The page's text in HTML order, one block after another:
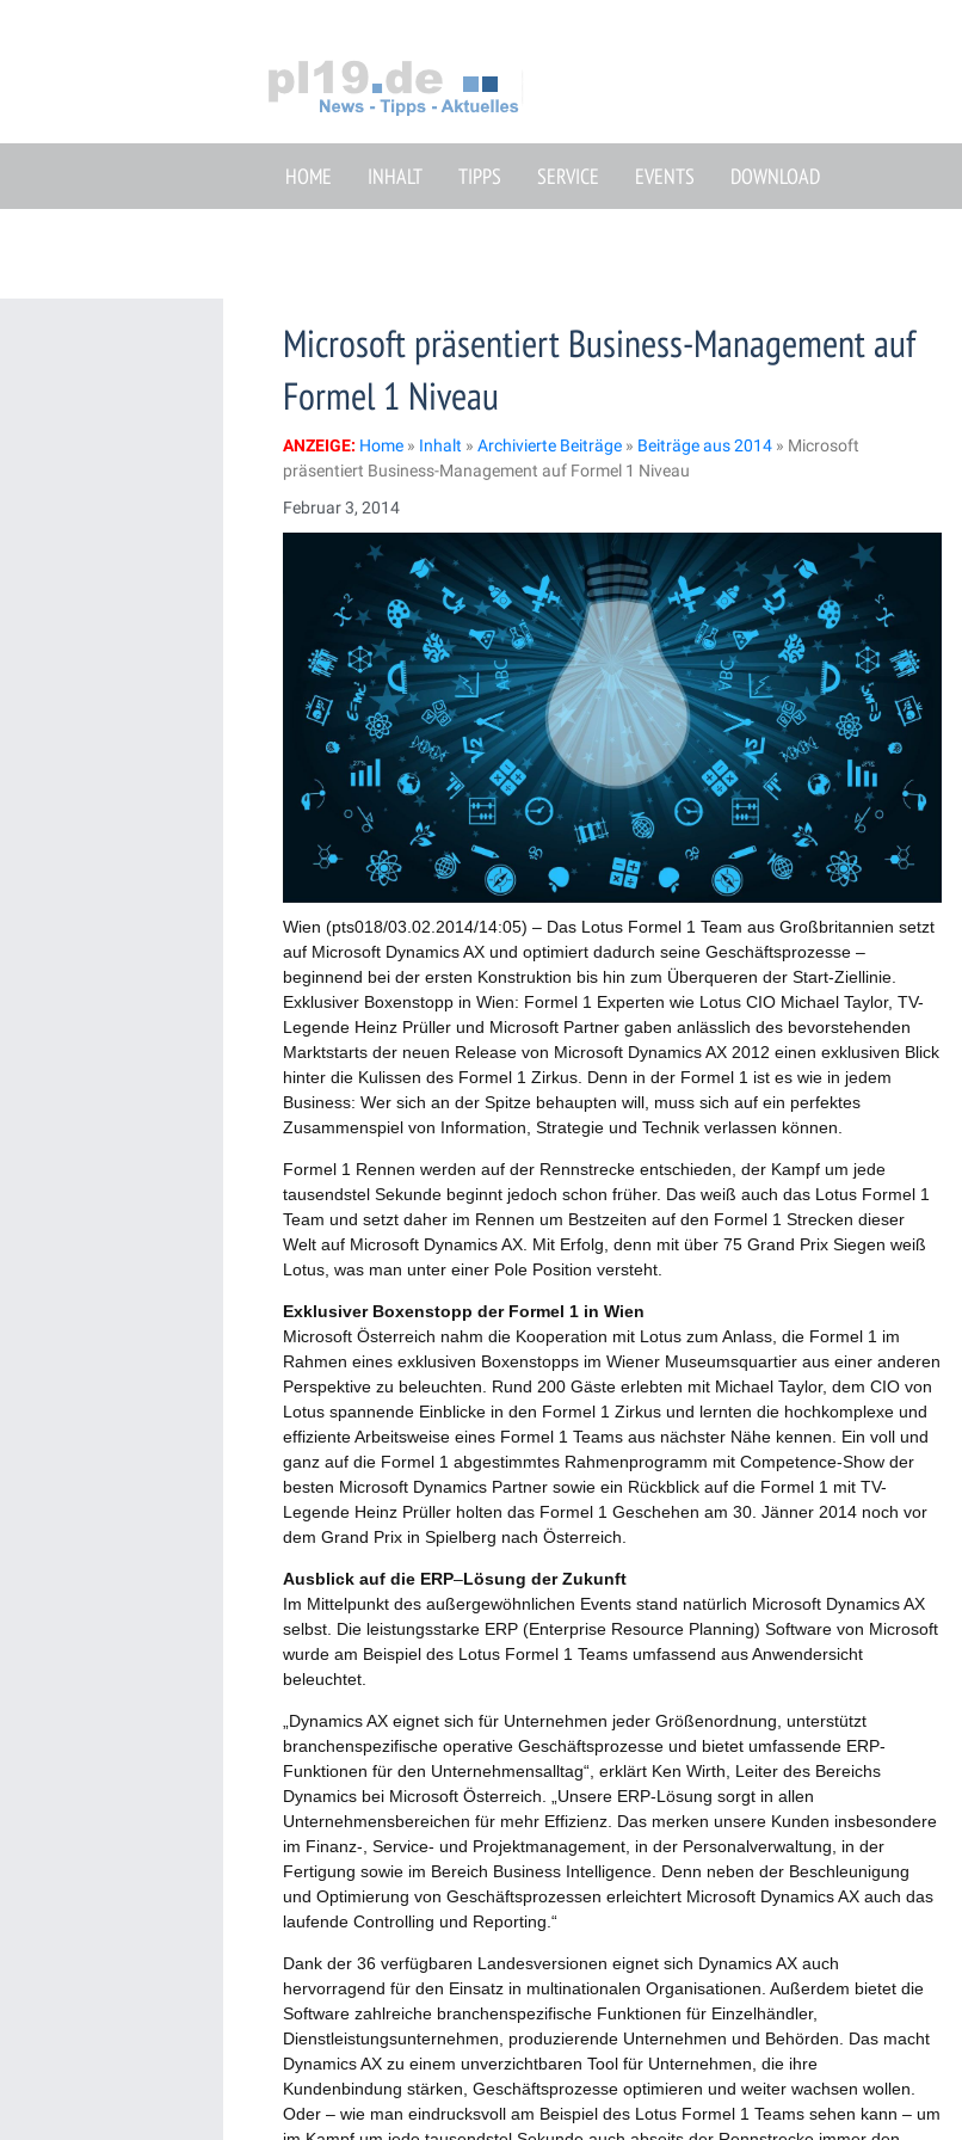
HOME INHALT TIPPS SERVICE EVENTS DOWNLOAD
Microsoft präsentiert Business-Management auf
Formel 1 Niveau
ANZEIGE: Home » Inhalt » Archivierte Beiträge » Beiträge aus 2014 » Microsoft
präsentiert Business-Management auf Formel 1 Niveau
Februar 3, 2014
Wien (pts018/03.02.2014/14:05) – Das Lotus Formel 1 Team aus Großbritannien setzt
auf Microsoft Dynamics AX und optimiert dadurch seine Geschäftsprozesse –
beginnend bei der ersten Konstruktion bis hin zum Überqueren der Start-Ziellinie.
Exklusiver Boxenstopp in Wien: Formel 1 Experten wie Lotus CIO Michael Taylor, TV-
Legende Heinz Prüller und Microsoft Partner gaben anlässlich des bevorstehenden
Marktstarts der neuen Release von Microsoft Dynamics AX 2012 einen exklusiven Blick
hinter die Kulissen des Formel 1 Zirkus. Denn in der Formel 1 ist es wie in jedem
Business: Wer sich an der Spitze behaupten will, muss sich auf ein perfektes
Zusammenspiel von Information, Strategie und Technik verlassen können.
Formel 1 Rennen werden auf der Rennstrecke entschieden, der Kampf um jede
tausendstel Sekunde beginnt jedoch schon früher. Das weiß auch das Lotus Formel 1
Team und setzt daher im Rennen um Bestzeiten auf den Formel 1 Strecken dieser
Welt auf Microsoft Dynamics AX. Mit Erfolg, denn mit über 75 Grand Prix Siegen weiß
Lotus, was man unter einer Pole Position versteht.
Exklusiver Boxenstopp der Formel 1 in Wien
Microsoft Österreich nahm die Kooperation mit Lotus zum Anlass, die Formel 1 im
Rahmen eines exklusiven Boxenstopps im Wiener Museumsquartier aus einer anderen
Perspektive zu beleuchten. Rund 200 Gäste erlebten mit Michael Taylor, dem CIO von
Lotus spannende Einblicke in den Formel 1 Zirkus und lernten die hochkomplexe und
effiziente Arbeitsweise eines Formel 1 Teams aus nächster Nähe kennen. Ein voll und
ganz auf die Formel 1 abgestimmtes Rahmenprogramm mit Competence-Show der
besten Microsoft Dynamics Partner sowie ein Rückblick auf die Formel 1 mit TV-
Legende Heinz Prüller holten das Formel 1 Geschehen am 30. Jänner 2014 noch vor
dem Grand Prix in Spielberg nach Österreich.
Ausblick auf die ERP–Lösung der Zukunft
Im Mittelpunkt des außergewöhnlichen Events stand natürlich Microsoft Dynamics AX
selbst. Die leistungsstarke ERP (Enterprise Resource Planning) Software von Microsoft
wurde am Beispiel des Lotus Formel 1 Teams umfassend aus Anwendersicht
beleuchtet.
„Dynamics AX eignet sich für Unternehmen jeder Größenordnung, unterstützt
branchenspezifische operative Geschäftsprozesse und bietet umfassende ERP-
Funktionen für den Unternehmensalltag“, erklärt Ken Wirth, Leiter des Bereichs
Dynamics bei Microsoft Österreich. „Unsere ERP-Lösung sorgt in allen
Unternehmensbereichen für mehr Effizienz. Das merken unsere Kunden insbesondere
im Finanz-, Service- und Projektmanagement, in der Personalverwaltung, in der
Fertigung sowie im Bereich Business Intelligence. Denn neben der Beschleunigung
und Optimierung von Geschäftsprozessen erleichtert Microsoft Dynamics AX auch das
laufende Controlling und Reporting.“
Dank der 36 verfügbaren Landesversionen eignet sich Dynamics AX auch
hervorragend für den Einsatz in multinationalen Organisationen. Außerdem bietet die
Software zahlreiche branchenspezifische Funktionen für Einzelhändler,
Dienstleistungsunternehmen, produzierende Unternehmen und Behörden. Das macht
Dynamics AX zu einem unverzichtbaren Tool für Unternehmen, die ihre
Kundenbindung stärken, Geschäftsprozesse optimieren und weiter wachsen wollen.
Oder – wie man eindrucksvoll am Beispiel des Lotus Formel 1 Teams sehen kann – um